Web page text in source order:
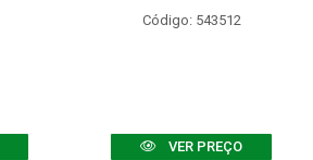
Código: 543512
VER PREÇO